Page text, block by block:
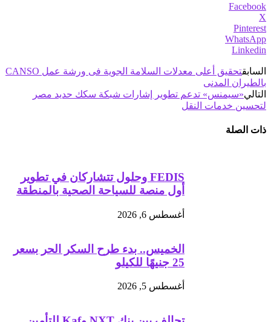
Facebook
X
Pinterest
WhatsApp
Linkedin
السابق
تحقيق أعلى معدلات السلامة الجوية فى ورشة عمل CANSO
بالطيران المدنى
التالي«سيمنس» تدعم تطوير إشارات شبكة سكك حديد مصر
لتحسين خدمات النقل
ذات الصلة
FEDIS وحلول تتشاركان في تطوير
أول منصة للسياحة الصحية بالمنطقة
أغسطس 6, 2026
الخميس.. بدء طرح السكر الحر بسعر
25 جنيهًا للكيلو
أغسطس 5, 2026